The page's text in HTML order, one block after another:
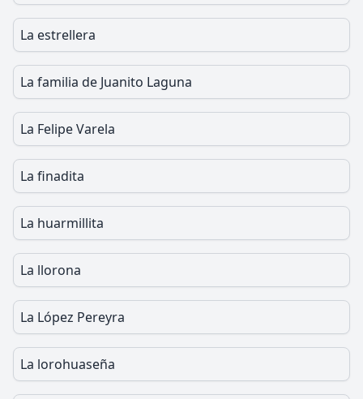
La estrellera
La familia de Juanito Laguna
La Felipe Varela
La finadita
La huarmillita
La llorona
La López Pereyra
La lorohuaseña